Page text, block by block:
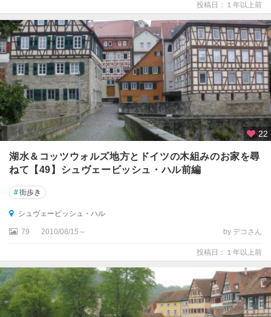
タ
ー
レ
ダ
ル
ム
シ
ュ
ト
ツ
ィ
ッ
ウ
ツ
ェ
レ
テ
投稿日：１年以上前
22
湖水＆コッツウォルズ地方とドイツの木組みのお家を尋
ねて【49】シュヴェービッシュ・ハル前編
#街歩き
シュヴェービッシュ・ハル
79 2010/08/15～ by デコさん
投稿日：１年以上前